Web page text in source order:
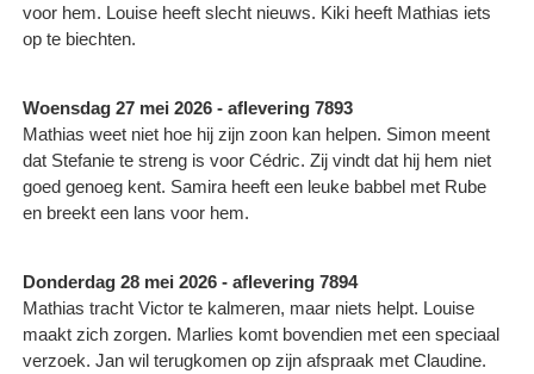
voor hem. Louise heeft slecht nieuws. Kiki heeft Mathias iets
op te biechten.
Woensdag 27 mei 2026 - aflevering 7893
Mathias weet niet hoe hij zijn zoon kan helpen. Simon meent
dat Stefanie te streng is voor Cédric. Zij vindt dat hij hem niet
goed genoeg kent. Samira heeft een leuke babbel met Rube
en breekt een lans voor hem.
Donderdag 28 mei 2026 - aflevering 7894
Mathias tracht Victor te kalmeren, maar niets helpt. Louise
maakt zich zorgen. Marlies komt bovendien met een speciaal
verzoek. Jan wil terugkomen op zijn afspraak met Claudine.